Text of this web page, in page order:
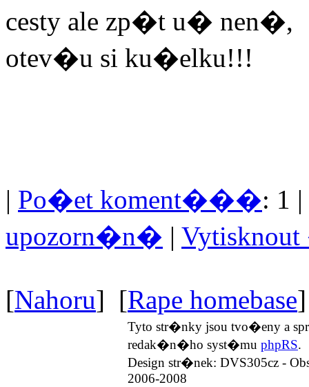
cesty ale zp�t u� nen�,
otev�u si ku�elku!!!
| Po�et koment���: 1 |
upozorn�n� |
[Nahoru] [Rape homebase]
Tyto str�nky jsou tvo�eny a
redak�n�ho syst�mu phpRS.
Design str�nek: DVS305cz -
2006-2008